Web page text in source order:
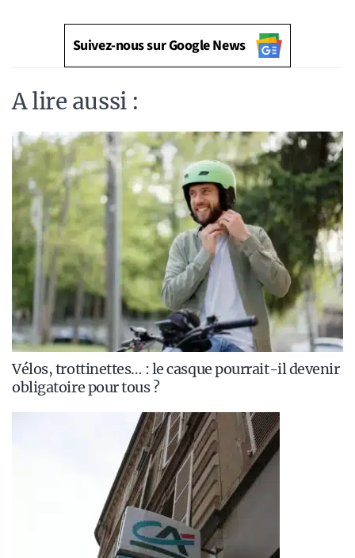
Suivez-nous sur Google News
A lire aussi :
Vélos, trottinettes… : le casque pourrait-il devenir
obligatoire pour tous ?